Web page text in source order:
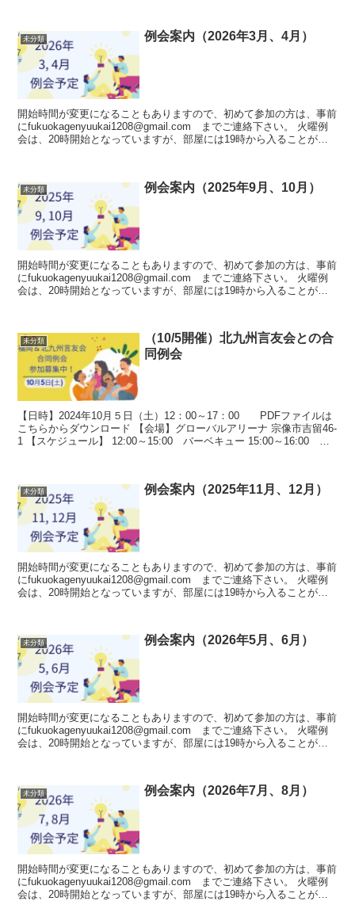
未分類 例会案内（2026年3月、4月）
開始時間が変更になることもありますので、初めて参加の方は、事前
にfukuokagenyuukai1208@gmail.com までご連絡下さい。 火曜例
会は、20時開始となっていますが、部屋には19時から入ることが可
未分類 例会案内（2025年9月、10月）
開始時間が変更になることもありますので、初めて参加の方は、事前
にfukuokagenyuukai1208@gmail.com までご連絡下さい。 火曜例
会は、20時開始となっていますが、部屋には19時から入ることが可
未分類
（10/5開催）北九州言友会との合
同例会
【日時】2024年10月５日（土）12：00～17：00 PDFファイルは
こちらからダウンロード 【会場】グローバルアリーナ 宗像市吉留46-
1 【スケジュール】 12:00～15:00 バーベキュー 15:00～16:00 自
未分類 例会案内（2025年11月、12月）
開始時間が変更になることもありますので、初めて参加の方は、事前
にfukuokagenyuukai1208@gmail.com までご連絡下さい。 火曜例
会は、20時開始となっていますが、部屋には19時から入ることが可
未分類 例会案内（2026年5月、6月）
開始時間が変更になることもありますので、初めて参加の方は、事前
にfukuokagenyuukai1208@gmail.com までご連絡下さい。 火曜例
会は、20時開始となっていますが、部屋には19時から入ることが可
未分類 例会案内（2026年7月、8月）
開始時間が変更になることもありますので、初めて参加の方は、事前
にfukuokagenyuukai1208@gmail.com までご連絡下さい。 火曜例
会は、20時開始となっていますが、部屋には19時から入ることが可